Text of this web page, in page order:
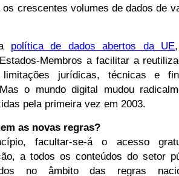
os crescentes volumes de dados de
política de dados abertos da UE
Membros a facilitar a
jurídicas, técnicas e
o mundo digital mudou
pela primeira vez em 2003.
as novas regras?
facultar-se-á o acesso
a todos os conteúdos do setor
no âmbito das regras